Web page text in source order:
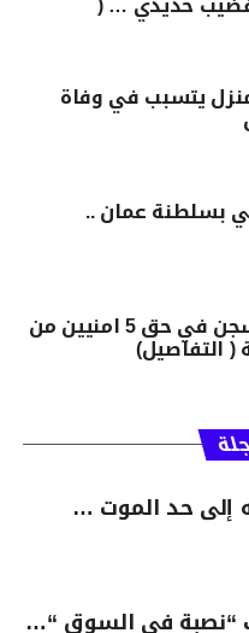
يتسبب في وفاة
بسلطنة عمان ..
ابطاقة ايداع بالسجن في حق 5 امنيين من
التفاصيل)
إلى حد الموت …
“نصبة في السوق “…